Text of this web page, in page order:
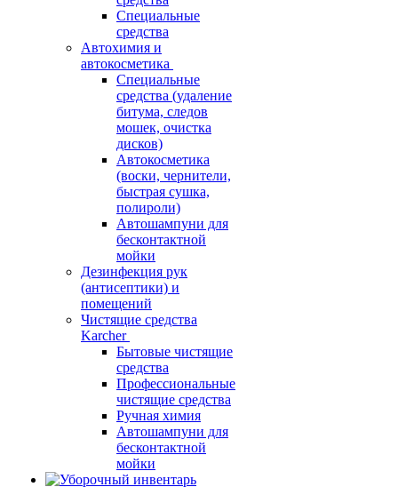
Специальные
средства
Автохимия и
автокосметика
Специальные
средства (удаление
битума, следов
мошек, очистка
дисков)
Автокосметика
(воски, чернители,
быстрая сушка,
полироли)
Автошампуни для
бесконтактной
мойки
Дезинфекция рук
(антисептики) и
помещений
Чистящие средства
Karcher
Бытовые чистящие
средства
Профессиональные
чистящие средства
Ручная химия
Автошампуни для
бесконтактной
мойки